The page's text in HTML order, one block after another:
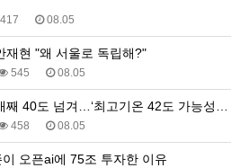
417 08.05
재현 "왜 서울로 독립해?"
545 08.05
째 40도 넘겨…‘최고기온 42도 가능성…
458 08.05
오픈ai에 75조 투자한 이유